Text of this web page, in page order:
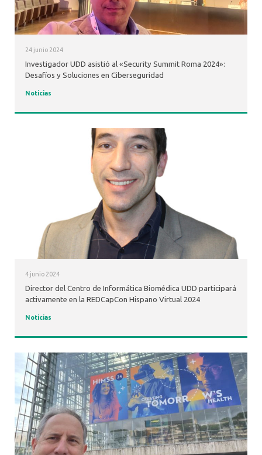
24 junio 2024
Investigador UDD asistió al «Security Summit Roma 2024»:
Desafíos y Soluciones en Ciberseguridad
Noticias
4 junio 2024
Director del Centro de Informática Biomédica UDD participará
activamente en la REDCapCon Hispano Virtual 2024
Noticias